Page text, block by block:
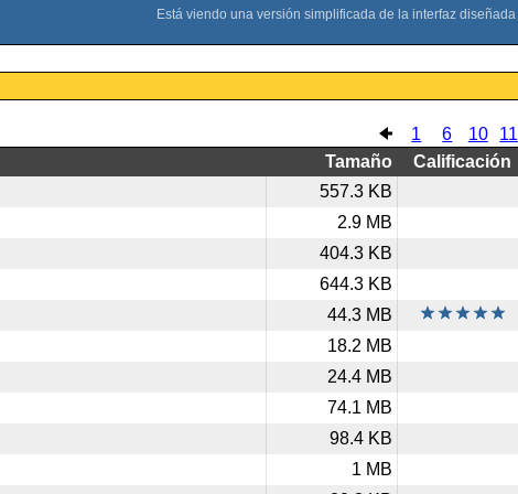
1 6 10 11
Tamaño Calificación
557.3 KB
2.9 MB
404.3 KB
644.3 KB
44.3 MB
18.2 MB
24.4 MB
74.1 MB
98.4 KB
1 MB